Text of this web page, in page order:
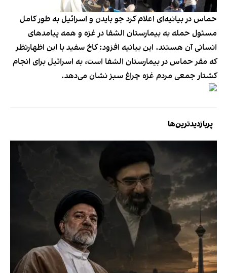
حماس در بیانیه‌ای اعلام کرد جو بایدن و اسرائیل به طور کامل
مسئول حمله به بیمارستان الشفا در غزه و همه پیامدهای
انسانی آن هستند. این بیانیه افزود: کاخ سفید با این اظهارنظر
که مقر حماس در بیمارستان الشفا است، به اسرائیل برای انجام
کشتار جمعی مردم غزه چراغ سبز نشان می‌دهد.
پربازدیدترین‌ها